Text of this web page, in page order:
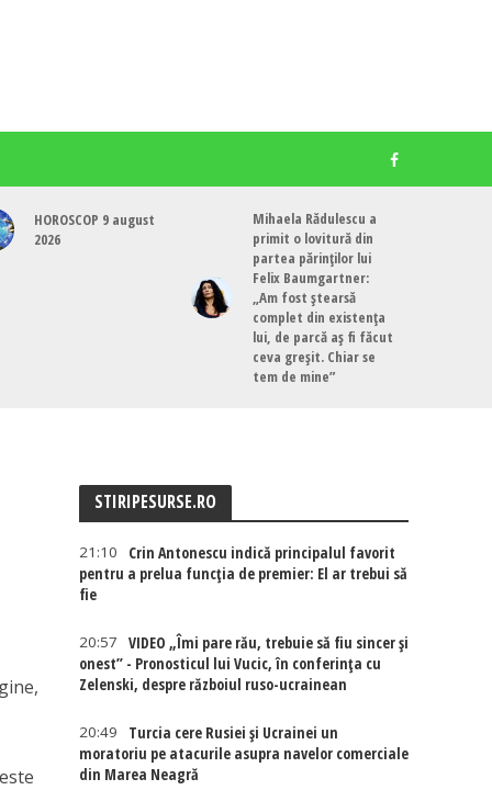
HOROSCOP 9 august
2026
Mihaela Rădulescu a
primit o lovitură din
partea părinților lui
Felix Baumgartner:
„Am fost ștearsă
complet din existența
lui, de parcă aș fi făcut
ceva greșit. Chiar se
tem de mine”
STIRIPESURSE.RO
21:10
Crin Antonescu indică principalul favorit
pentru a prelua funcția de premier: El ar trebui să
fie
20:57
VIDEO „Îmi pare rău, trebuie să fiu sincer și
onest” - Pronosticul lui Vucic, în conferința cu
Zelenski, despre războiul ruso-ucrainean
20:49
Turcia cere Rusiei și Ucrainei un
moratoriu pe atacurile asupra navelor comerciale
din Marea Neagră